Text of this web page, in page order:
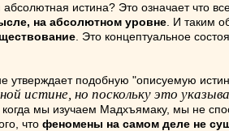
истина? Это означает что
на абсолютном уровне . И таким
. Это концептуальное
подобную "описуемую
истине, но поскольку это
когда мы изучаем Мадхъямаку, мы не
что феномены на самом деле не